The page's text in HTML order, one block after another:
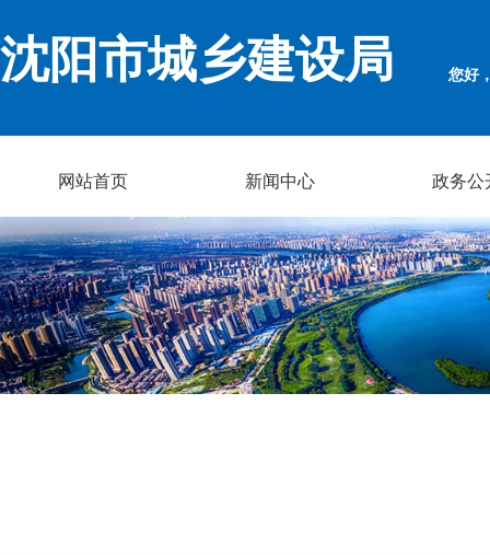
沈阳市城乡建设局 您好
网站首页 新闻中心 政务公